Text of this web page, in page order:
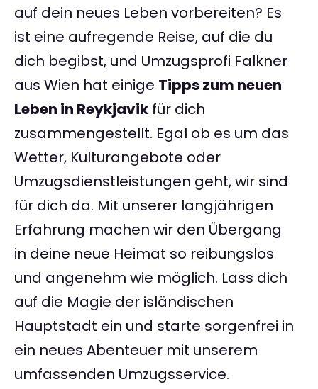
auf dein neues Leben vorbereiten? Es
ist eine aufregende Reise, auf die du
dich begibst, und Umzugsprofi Falkner
aus Wien hat einige Tipps zum neuen
Leben in Reykjavik für dich
zusammengestellt. Egal ob es um das
Wetter, Kulturangebote oder
Umzugsdienstleistungen geht, wir sind
für dich da. Mit unserer langjährigen
Erfahrung machen wir den Übergang
in deine neue Heimat so reibungslos
und angenehm wie möglich. Lass dich
auf die Magie der isländischen
Hauptstadt ein und starte sorgenfrei in
ein neues Abenteuer mit unserem
umfassenden Umzugsservice.